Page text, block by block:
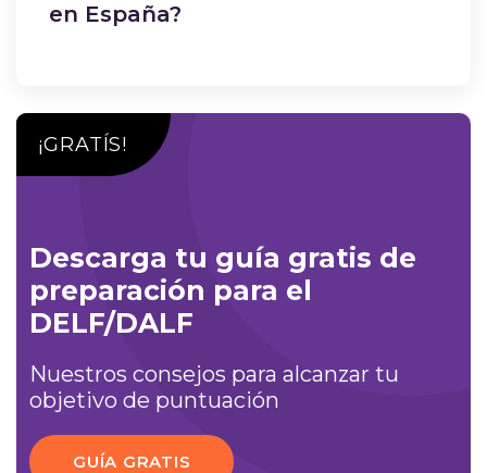
en España?
¡GRATÍS!
Descarga tu guía gratis de
preparación para el
DELF/DALF
Nuestros consejos para alcanzar tu
objetivo de puntuación
GUÍA GRATIS